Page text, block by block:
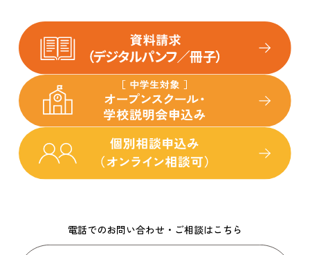
電話でのお問い合わせ・ご相談はこちら